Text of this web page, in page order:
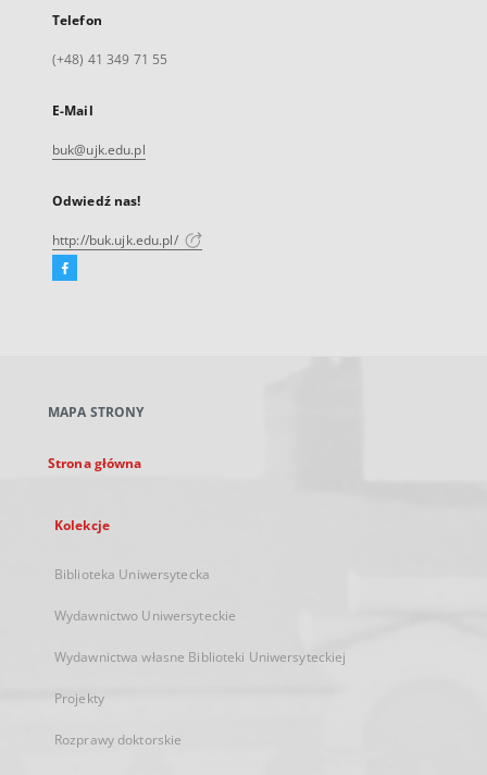
Telefon
(+48) 41 349 71 55
E-Mail
buk@ujk.edu.pl
Odwiedź nas!
http://buk.ujk.edu.pl/
Facebook
karcie
MAPA STRONY
Strona główna
Kolekcje
Biblioteka Uniwersytecka
Wydawnictwo Uniwersyteckie
Wydawnictwa własne Biblioteki Uniwersyteckiej
Projekty
Rozprawy doktorskie